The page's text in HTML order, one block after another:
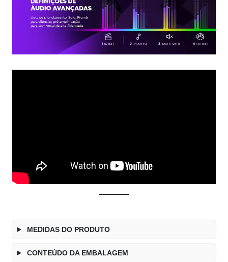
MEDIDAS DO PRODUTO
CONTEÚDO DA EMBALAGEM